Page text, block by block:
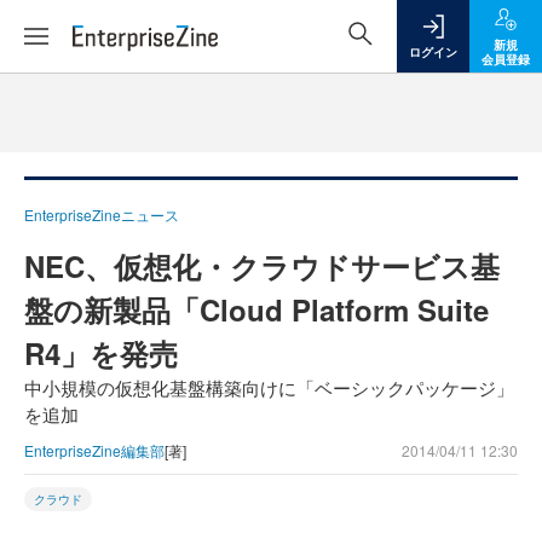
ログイン
新規
会員登録
EnterpriseZineニュース
NEC、仮想化・クラウドサービス基
盤の新製品「Cloud Platform Suite
R4」を発売
中小規模の仮想化基盤構築向けに「ベーシックパッケージ」
を追加
EnterpriseZine編集部[著] 2014/04/11 12:30
クラウド